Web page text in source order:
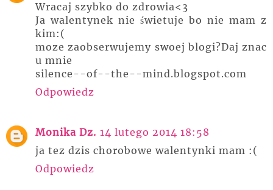
Wracaj szybko do zdrowia<3
Ja walentynek nie świetuje bo nie mam z
kim:(
moze zaobserwujemy swoej blogi?Daj znac
u mnie
silence--of--the--mind.blogspot.com
Odpowiedz
Monika Dz. 14 lutego 2014 18:58
ja tez dzis chorobowe walentynki mam :(
Odpowiedz